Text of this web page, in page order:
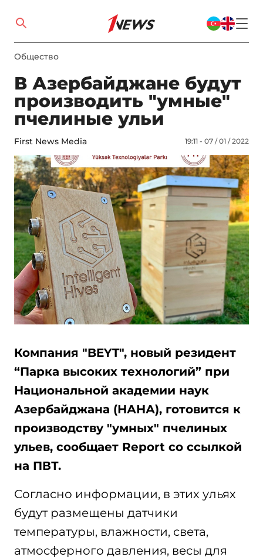
Общество
В Азербайджане будут
производить "умные"
пчелиные ульи
First News Media 19:11 - 07 / 01 / 2022
Компания "BEYT", новый резидент
“Парка высоких технологий” при
Национальной академии наук
Азербайджана (НАНА), готовится к
производству "умных" пчелиных
ульев, сообщает Report со ссылкой
на ПВТ.
Согласно информации, в этих ульях
будут размещены датчики
температуры, влажности, света,
атмосферного давления, весы для